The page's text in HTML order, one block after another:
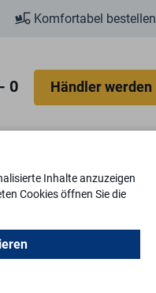
Komfortabel bestellen
0 Händler werden
& Kassetten Schlüssel
Inhalte anzuzeigen
Cookies öffnen Sie die